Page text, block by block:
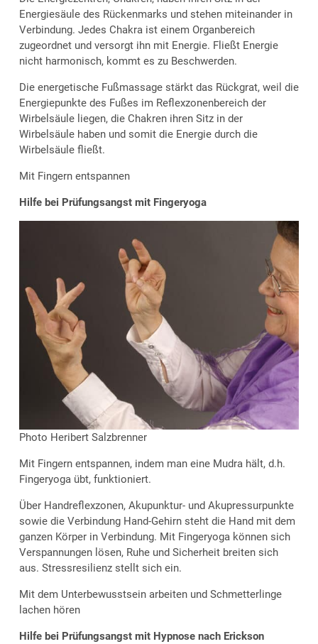
Energiesäule des Rückenmarks und stehen miteinander in
Verbindung. Jedes Chakra ist einem Organbereich
zugeordnet und versorgt ihn mit Energie. Fließt Energie
nicht harmonisch, kommt es zu Beschwerden.
Die energetische Fußmassage stärkt das Rückgrat, weil die
Energiepunkte des Fußes im Reflexzonenbereich der
Wirbelsäule liegen, die Chakren ihren Sitz in der
Wirbelsäule haben und somit die Energie durch die
Wirbelsäule fließt.
Mit Fingern entspannen
Hilfe bei Prüfungsangst mit Fingeryoga
Photo Heribert Salzbrenner
Mit Fingern entspannen, indem man eine Mudra hält, d.h.
Fingeryoga übt, funktioniert.
Über Handreflexzonen, Akupunktur- und Akupressurpunkte
sowie die Verbindung Hand-Gehirn steht die Hand mit dem
ganzen Körper in Verbindung. Mit Fingeryoga können sich
Verspannungen lösen, Ruhe und Sicherheit breiten sich
aus. Stressresilienz stellt sich ein.
Mit dem Unterbewusstsein arbeiten und Schmetterlinge
lachen hören
Hilfe bei Prüfungsangst mit Hypnose nach Erickson